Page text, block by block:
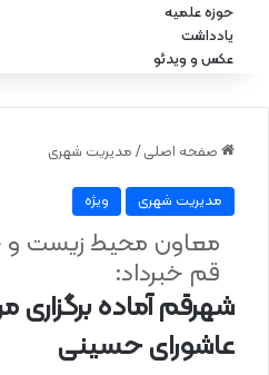
حوزه علمیه
یادداشت
عکس و ویدئو
صفحه اصلی / مدیریت شهری
مدیریت شهری ویژه
شهرقم آماده برگزاری
عاشورای حسینی
معاون محیط‌ زیست و
قم خبرداد: